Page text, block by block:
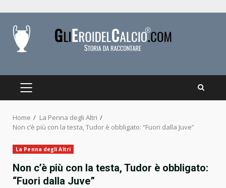
content
PRIMARY
Home
La Penna degli Altri
Non c’è più con la testa, Tudor è obbligato: “Fuori dalla Juve”
La Penna degli Altri
Non c’è più con la testa, Tudor è obbligato:
“Fuori dalla Juve”